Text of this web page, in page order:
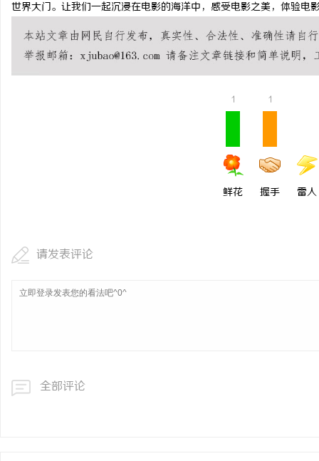
世界大门。让我们一起沉浸在电影的海洋中，感受电影之美，体验电
1
鲜花
1
握手 雷人
请发表评论
全部评论
武汉配眼镜 上海配眼镜